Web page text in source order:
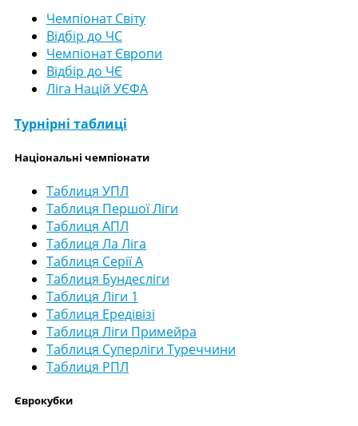
Чемпіонат Світу
Відбір до ЧС
Чемпіонат Європи
Відбір до ЧЄ
Ліга Націй УЄФА
Турнірні таблиці
Національні чемпіонати
Таблиця УПЛ
Таблиця Першої Ліги
Таблиця АПЛ
Таблиця Ла Ліга
Таблиця Серії А
Таблиця Бундесліги
Таблиця Ліги 1
Таблиця Ередівізі
Таблиця Ліги Примейра
Таблиця Суперліги Туреччини
Таблиця РПЛ
Єврокубки